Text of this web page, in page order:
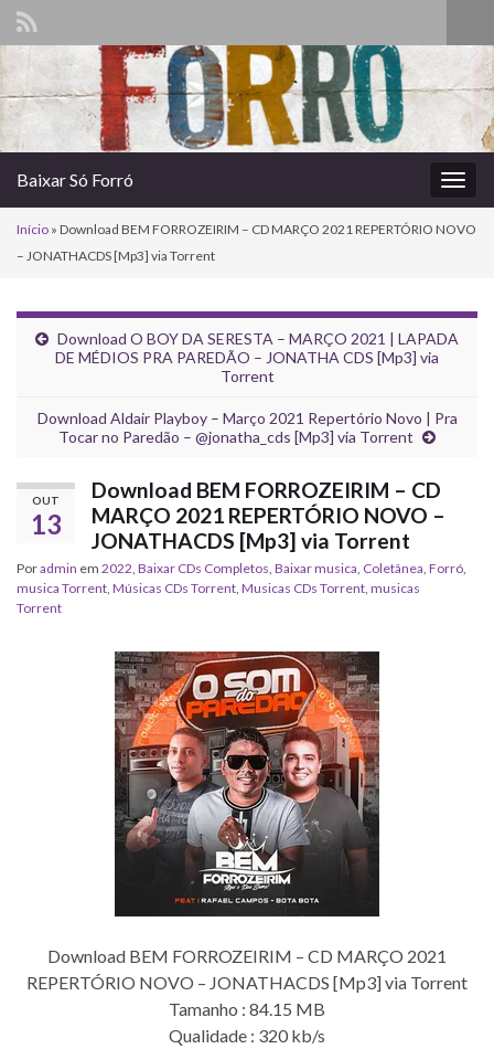
Search for:
Baixar Só Forró
Início » Download BEM FORROZEIRIM – CD MARÇO 2021 REPERTÓRIO NOVO
– JONATHACDS [Mp3] via Torrent
Download O BOY DA SERESTA – MARÇO 2021 | LAPADA
DE MÉDIOS PRA PAREDÃO – JONATHA CDS [Mp3] via
Torrent
Download Aldair Playboy – Março 2021 Repertório Novo | Pra
Tocar no Paredão – @jonatha_cds [Mp3] via Torrent
OUT
13
Download BEM FORROZEIRIM – CD
MARÇO 2021 REPERTÓRIO NOVO –
JONATHACDS [Mp3] via Torrent
Poradmin em 2022 Baixar CDs Completos Baixar musica Coletânea Forró
musica Torrent ‎Músicas CDs Torrent ‎Musicas CDs Torrent musicas
Torrent
Download BEM FORROZEIRIM – CD MARÇO 2021
REPERTÓRIO NOVO – JONATHACDS [Mp3] via Torrent
Tamanho : 84.15 MB
Qualidade : 320 kb/s